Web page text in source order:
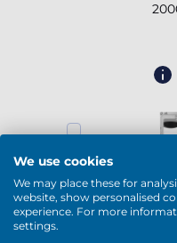
We use cookies
We may place these for
website, show personalised
experience. For more
settings.